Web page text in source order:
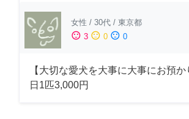
女性 / 30代 / 東京都
sentiment_satisfied 3 sentiment_neutral 0 sentiment_dissatisfied 0
【大切な愛犬を大事に大事にお預
日1匹3,000円